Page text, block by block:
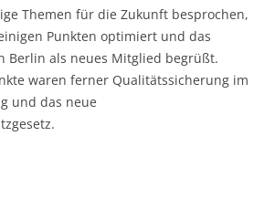
Themen für die Zukunft besprochen,
Punkten optimiert und das
Berlin als neues Mitglied begrüßt.
waren ferner Qualitätssicherung im
und das neue